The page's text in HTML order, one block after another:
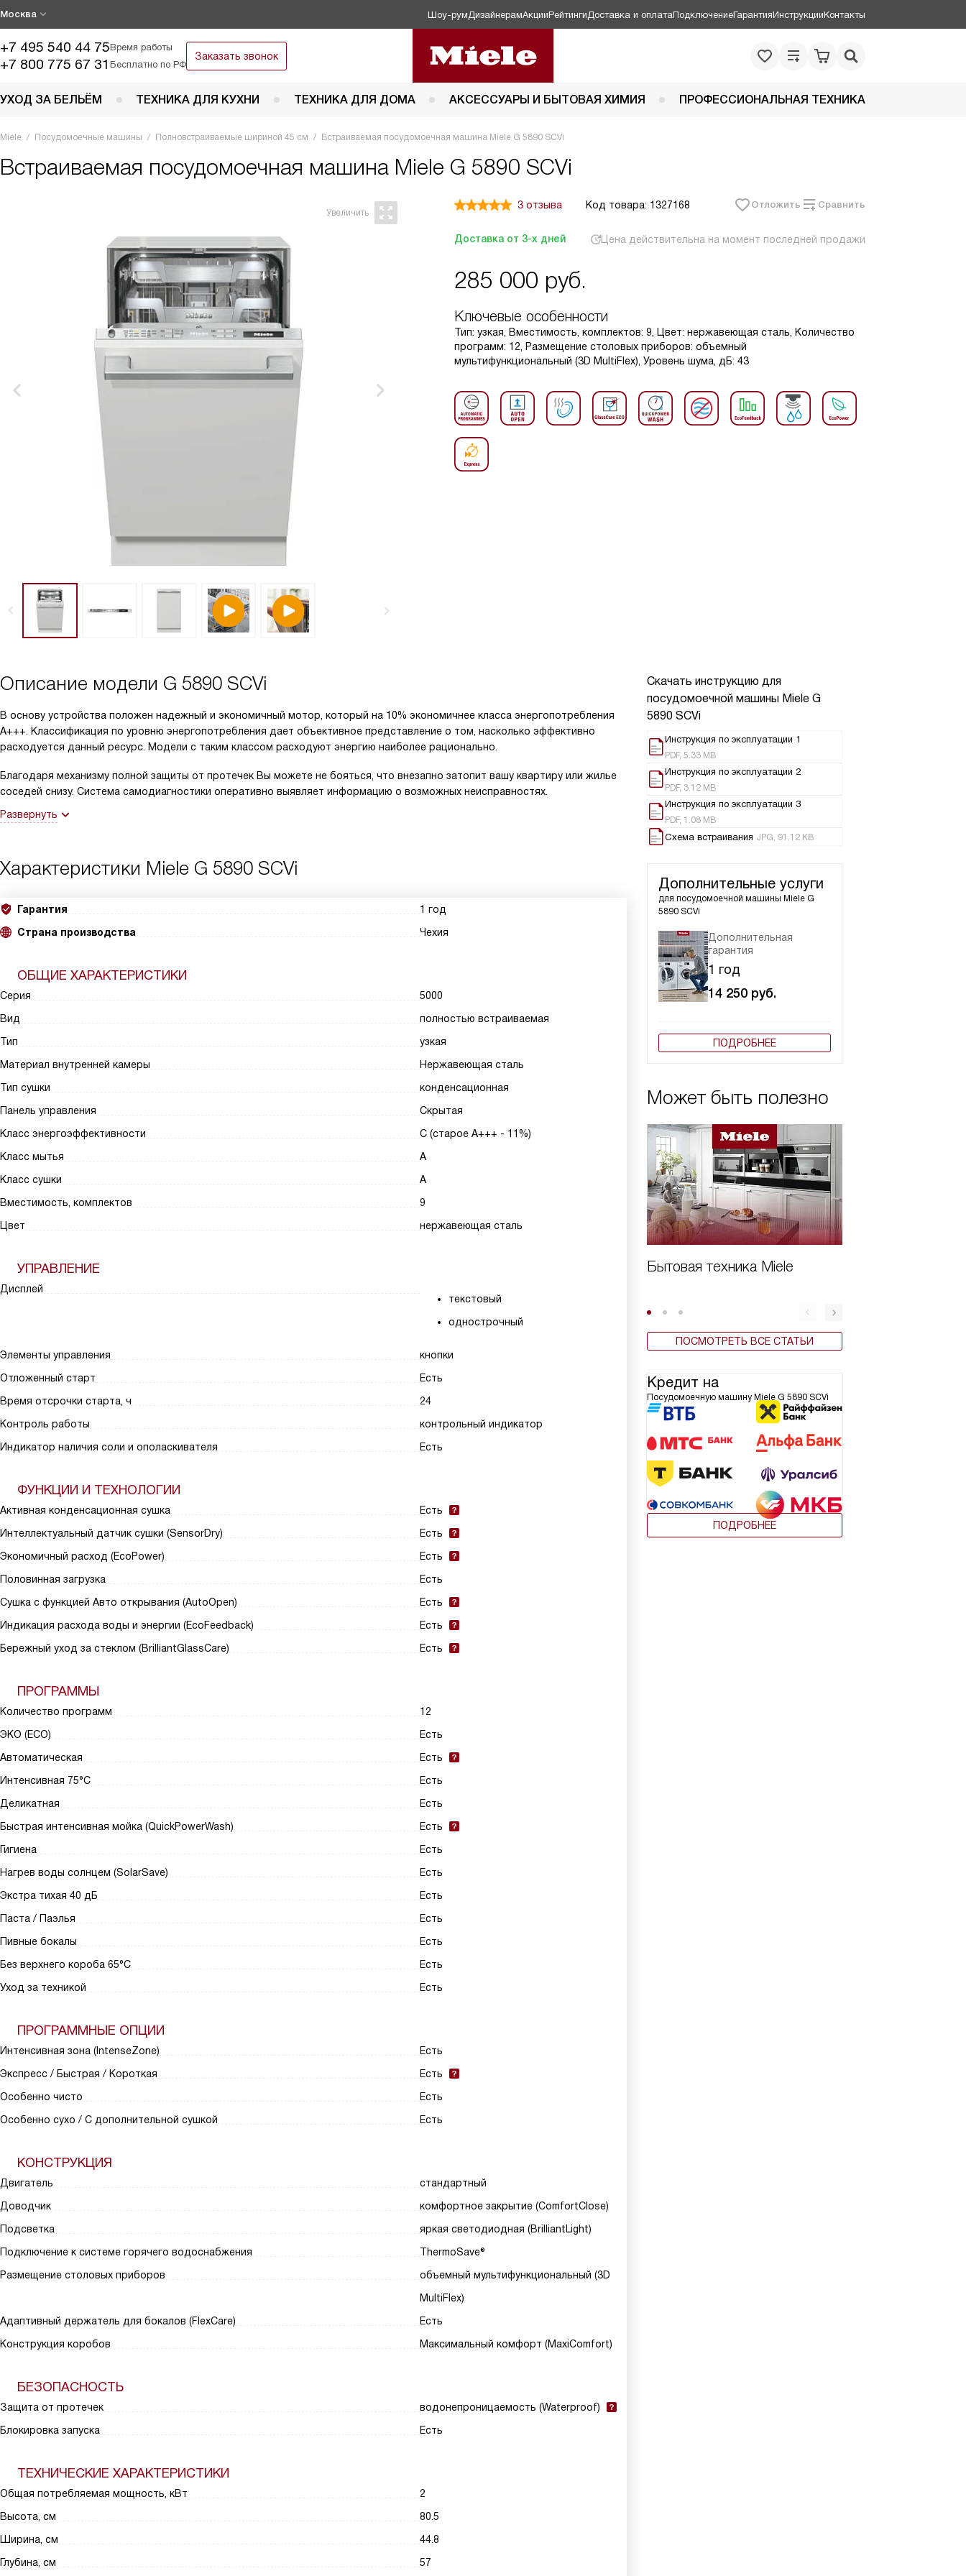
Москва Шоу-рум ДизайнерамАкцииРейтинги Доставка и оплатаПодключениеГарантияИнструкцииКонтакты
+7 495 540 44 75Время работы
+7 800 775 67 31 Бесплатно по РФ
Заказать звонок
УХОД ЗА БЕЛЬЁМ ТЕХНИКА ДЛЯ КУХНИ ТЕХНИКА ДЛЯ ДОМА АКСЕССУАРЫ И БЫТОВАЯ ХИМИЯ ПРОФЕССИОНАЛЬНАЯ ТЕХНИКА
Miele Посудомоечные машины Полновстраиваемые шириной 45 см Встраиваемая посудомоечная машина Miele G 5890 SCVi
Встраиваемая посудомоечная машина Miele G 5890 SCVi
3 отзыва Код товара: 1327168 Отложить Сравнить
Доставка от 3-х дней Цена действительна на момент последней продажи
285 000 руб.
Ключевые особенности
Тип: узкая, Вместимость, комплектов: 9, Цвет: нержавеющая сталь, Количество
программ: 12, Размещение столовых приборов: объемный
мультифункциональный (3D MultiFlex), Уровень шума, дБ: 43
Скачать инструкцию для
посудомоечной машины Miele G
5890 SCVi
Инструкция по эксплуатации 1
PDF, 5.33 MB
Инструкция по эксплуатации 2
PDF, 3.12 MB
Инструкция по эксплуатации 3
PDF, 1.08 MB
Схема встраивания JPG, 91.12 KB
Дополнительные услуги
для посудомоечной машины Miele G
5890 SCVi
Дополнительная
гарантия
1 год
14 250 руб.
ПОДРОБНЕЕ
Может быть полезно
Бытовая техника Miele
ПОСМОТРЕТЬ ВСЕ СТАТЬИ
Кредит на
Посудомоечную машину Miele G 5890 SCVi
ПОДРОБНЕЕ
Описание модели G 5890 SCVi
В основу устройства положен надежный и экономичный мотор, который на 10% экономичнее класса энергопотребления
А+++. Классификация по уровню энергопотребления дает объективное представление о том, насколько эффективно
расходуется данный ресурс. Модели с таким классом расходуют энергию наиболее рационально.
Благодаря механизму полной защиты от протечек Вы можете не бояться, что внезапно затопит вашу квартиру или жилье
соседей снизу. Система самодиагностики оперативно выявляет информацию о возможных неисправностях.
Развернуть
Характеристики Miele G 5890 SCVi
Гарантия
1 год
Страна производства
Чехия
ОБЩИЕ ХАРАКТЕРИСТИКИ
Серия
5000
Вид
полностью встраиваемая
Тип
узкая
Материал внутренней камеры
Нержавеющая сталь
Тип сушки
конденсационная
Панель управления
Скрытая
Класс энергоэффективности
С (старое А+++ - 11%)
Класс мытья
A
Класс сушки
A
Вместимость, комплектов
9
Цвет
нержавеющая сталь
УПРАВЛЕНИЕ
Дисплей
текстовый
однострочный
Элементы управления
кнопки
Отложенный старт
Есть
Время отсрочки старта, ч
24
Контроль работы
контрольный индикатор
Индикатор наличия соли и ополаскивателя
Есть
ФУНКЦИИ И ТЕХНОЛОГИИ
Активная конденсационная сушка
Есть
Интеллектуальный датчик сушки (SensorDry)
Есть
Экономичный расход (EcoPower)
Есть
Половинная загрузка
Есть
Сушка с функцией Авто открывания (AutoOpen)
Есть
Индикация расхода воды и энергии (EcoFeedback)
Есть
Бережный уход за стеклом (BrilliantGlassCare)
Есть
ПРОГРАММЫ
Количество программ
12
ЭКО (ECO)
Есть
Автоматическая
Есть
Интенсивная 75°С
Есть
Деликатная
Есть
Быстрая интенсивная мойка (QuickPowerWash)
Есть
Гигиена
Есть
Нагрев воды солнцем (SolarSave)
Есть
Экстра тихая 40 дБ
Есть
Паста / Паэлья
Есть
Пивные бокалы
Есть
Без верхнего короба 65°C
Есть
Уход за техникой
Есть
ПРОГРАММНЫЕ ОПЦИИ
Интенсивная зона (IntenseZone)
Есть
Экспресс / Быстрая / Короткая
Есть
Особенно чисто
Есть
Особенно сухо / С дополнительной сушкой
Есть
КОНСТРУКЦИЯ
Двигатель
стандартный
Доводчик
комфортное закрытие (ComfortClose)
Подсветка
яркая светодиодная (BrilliantLight)
Подключение к системе горячего водоснабжения
ThermoSave®
Размещение столовых приборов
объемный мультифункциональный (3D
MultiFlex)
Адаптивный держатель для бокалов (FlexCare)
Есть
Конструкция коробов
Максимальный комфорт (MaxiComfort)
БЕЗОПАСНОСТЬ
Защита от протечек
водонепроницаемость (Waterproof)
Блокировка запуска
Есть
ТЕХНИЧЕСКИЕ ХАРАКТЕРИСТИКИ
Общая потребляемая мощность, кВт
2
Высота, см
80.5
Ширина, см
44.8
Глубина, см
57